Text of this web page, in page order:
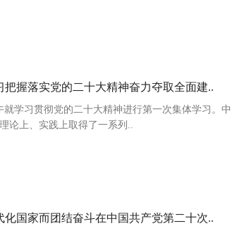
握落实党的二十大精神奋力夺取全面建..
学习贯彻党的二十大精神进行第一次集体学习。中
论上、实践上取得了一系列..
国家而团结奋斗在中国共产党第二十次..